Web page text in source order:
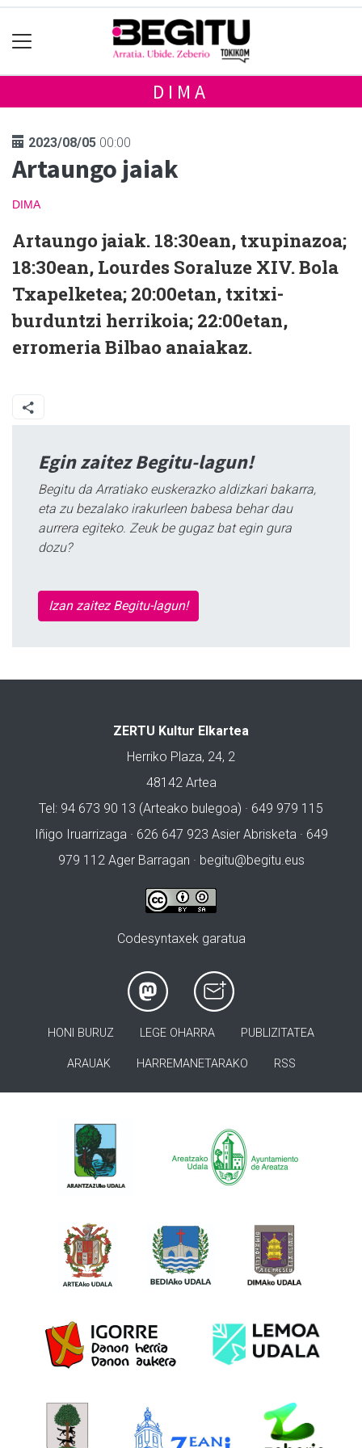
DIMA
2023/08/05 00:00
Artaungo jaiak
DIMA
Artaungo jaiak. 18:30ean, txupinazoa;
18:30ean, Lourdes Soraluze XIV. Bola
Txapelketea; 20:00etan, txitxi-
burduntzi herrikoia; 22:00etan,
erromeria Bilbao anaiakaz.
Egin zaitez Begitu-lagun!
Begitu da Arratiako euskerazko aldizkari bakarra,
eta zu bezalako irakurleen babesa behar dau
aurrera egiteko. Zeuk be gugaz bat egin gura
dozu?
Izan zaitez Begitu-lagun!
ZERTU Kultur Elkartea
Herriko Plaza, 24, 2
48142 Artea
Tel: 94 673 90 13 (Arteako bulegoa) · 649 979 115
Iñigo Iruarrizaga · 626 647 923 Asier Abrisketa · 649
979 112 Ager Barragan · begitu@begitu.eus
Codesyntaxek garatua
HONI BURUZ LEGE OHARRA PUBLIZITATEA
ARAUAK HARREMANETARAKO RSS